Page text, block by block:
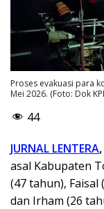
Proses evakuasi para
Mei 2026. (Foto: Dok
44
JURNAL LENTERA
asal Kabupaten
(47 tahun), Faisal
dan Irham (26